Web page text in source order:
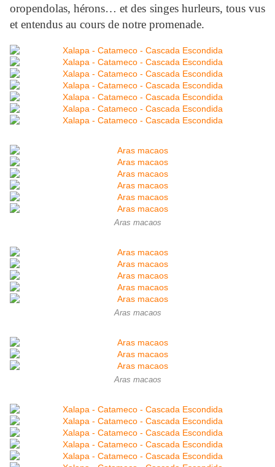
oropendolas, hérons… et des singes hurleurs, tous vus
et entendus au cours de notre promenade.
Aras macaos
Aras macaos
Aras macaos